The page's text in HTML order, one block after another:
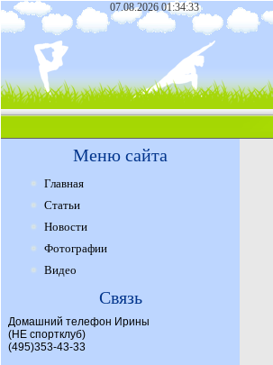
07.08.2026 01:34:33
Меню сайта
Главная
Статьи
Новости
Фотографии
Видео
Связь
Домашний телефон Ирины
(НЕ спортклуб)
(495)353-43-33